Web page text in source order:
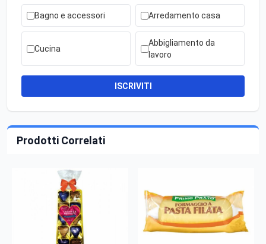
Bagno e accessori Arredamento casa
Cucina
Abbigliamento da
lavoro
ISCRIVITI
Prodotti Correlati